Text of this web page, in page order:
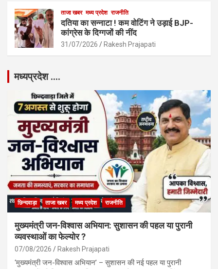
ताजा खबर मध्य प्रदेश राजनीति
दतिया का सन्नाटा ! कम वोटिंग ने उड़ाई BJP-
कांग्रेस के दिग्गजों की नींद
31/07/2026 Rakesh Prajapati
मध्यप्रदेश ….
छिन्दवाड़ा ताजा खबर मध्य प्रदेश राजनीति
मुख्यमंत्री जन-विश्वास अभियान: सुशासन की पहल या पुरानी
व्यवस्थाओं का फेल्योर ?
07/08/2026 Rakesh Prajapati
‘मुख्यमंत्री जन-विश्वास अभियान’ – सुशासन की नई पहल या पुरानी